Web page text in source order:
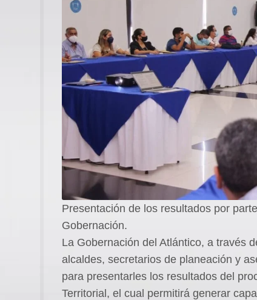
Presentación de los resultados por
Gobernación.
La Gobernación del Atlántico, a través
alcaldes, secretarios de planeación y
para presentarles los resultados del
Territorial, el cual permitirá generar